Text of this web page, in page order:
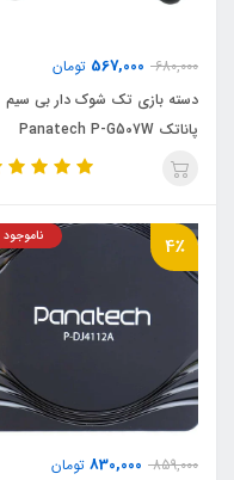
680,000
567,000 تومان
دسته بازی تک شوک دار بی سیم
پاناتک Panatech P-G507W
4٪
859,000
830,000 تومان
ناموجود